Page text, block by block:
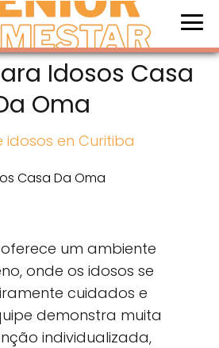
Idosos Casa
Oma
en Curitiba
um ambiente
onde os idosos se
cuidados e
demonstra muita
individualizada,